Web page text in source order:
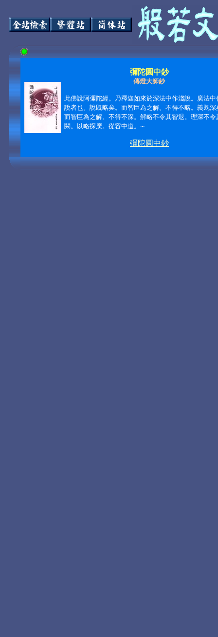
彌陀圓中鈔
傳燈大師鈔
此佛說阿彌陀經。乃釋迦如來於深法中作淺說。廣法中
說者也。說既略矣。而智臣為之解。不得不略。義既深
而智臣為之解。不得不深。解略不令其智退。理深不令
闕。以略探廣。從容中道。 ‧‧‧
彌陀圓中鈔